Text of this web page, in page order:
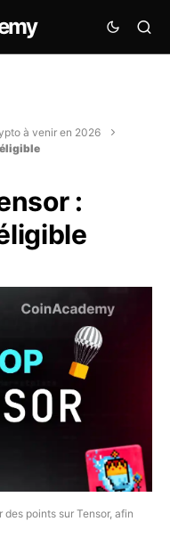
à venir en 2026
:
points sur Tensor, afin